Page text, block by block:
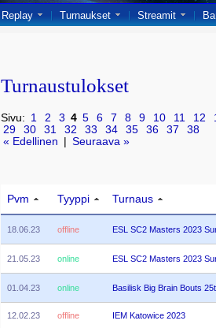
Replay Turnaukset Streamit
Turnaustulokset
Sivu: 1 2 3 4 5 6 7 8 9 10 11 12
29
30 31 32 33 34 35 36 37
38
« Edellinen
Seuraava »
Pvm Tyyppi Turnaus
18.06.23 offline ESL SC2 Masters 2023
21.05.23 online ESL SC2 Masters 2023
01.04.23 online Basilisk Big Brain Bouts
12.02.23 offline IEM Katowice 2023